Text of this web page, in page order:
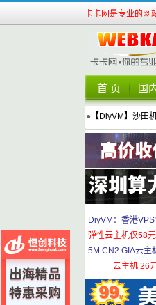
卡卡网是专业的网
首 页 国
● 【DiyVM】沙田
DiyVM：香港
弹性云主机仅58元
5M CN2 GIA云主
一一一云主机 26